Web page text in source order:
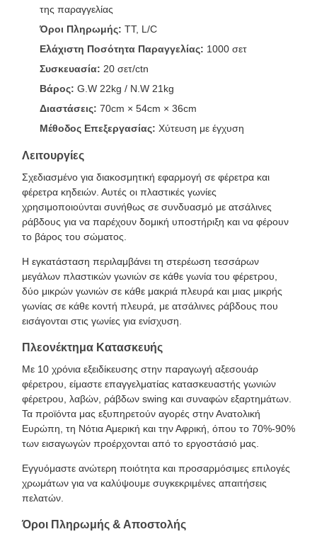
της παραγγελίας
Όροι Πληρωμής: TT, L/C
Ελάχιστη Ποσότητα Παραγγελίας: 1000 σετ
Συσκευασία: 20 σετ/ctn
Βάρος: G.W 22kg / N.W 21kg
Διαστάσεις: 70cm × 54cm × 36cm
Μέθοδος Επεξεργασίας: Χύτευση με έγχυση
Λειτουργίες
Σχεδιασμένο για διακοσμητική εφαρμογή σε φέρετρα και
φέρετρα κηδειών. Αυτές οι πλαστικές γωνίες
χρησιμοποιούνται συνήθως σε συνδυασμό με ατσάλινες
ράβδους για να παρέχουν δομική υποστήριξη και να φέρουν
το βάρος του σώματος.
Η εγκατάσταση περιλαμβάνει τη στερέωση τεσσάρων
μεγάλων πλαστικών γωνιών σε κάθε γωνία του φέρετρου,
δύο μικρών γωνιών σε κάθε μακριά πλευρά και μιας μικρής
γωνίας σε κάθε κοντή πλευρά, με ατσάλινες ράβδους που
εισάγονται στις γωνίες για ενίσχυση.
Πλεονέκτημα Κατασκευής
Με 10 χρόνια εξειδίκευσης στην παραγωγή αξεσουάρ
φέρετρου, είμαστε επαγγελματίας κατασκευαστής γωνιών
φέρετρου, λαβών, ράβδων swing και συναφών εξαρτημάτων.
Τα προϊόντα μας εξυπηρετούν αγορές στην Ανατολική
Ευρώπη, τη Νότια Αμερική και την Αφρική, όπου το 70%-90%
των εισαγωγών προέρχονται από το εργοστάσιό μας.
Εγγυόμαστε ανώτερη ποιότητα και προσαρμόσιμες επιλογές
χρωμάτων για να καλύψουμε συγκεκριμένες απαιτήσεις
πελατών.
Όροι Πληρωμής & Αποστολής